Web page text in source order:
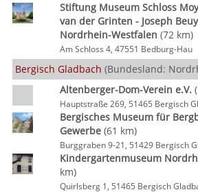
Stiftung Museum Schloss
van der Grinten - Joseph
Nordrhein-Westfalen (72 km)
Am Schloss 4, 47551 Bedburg-Hau
Bergisch Gladbach (Bundesland:
Altenberger-Dom-Verein e.V.
Hauptstraße 269, 51465 Bergisch
Bergisches Museum für
Gewerbe(61 km)
Burggraben 9-21, 51429 Bergisch
Kindergartenmuseum
km)
Quirlsberg 1, 51465 Bergisch